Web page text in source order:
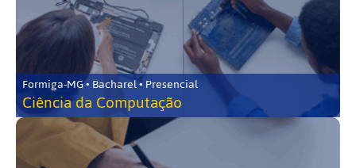
Formiga-MG • Bacharel • Presencial
Ciência da Computação